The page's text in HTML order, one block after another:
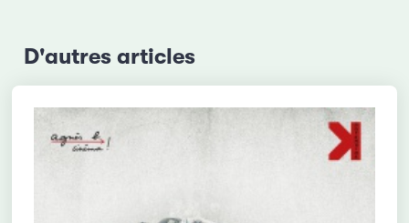
D'autres articles